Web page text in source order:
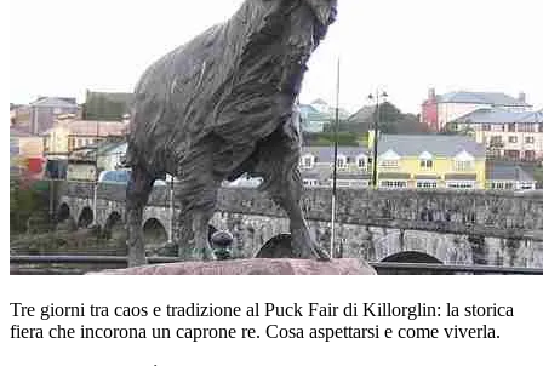
Tre giorni tra caos e tradizione al Puck Fair di Killorglin: la storica
fiera che incorona un caprone re. Cosa aspettarsi e come viverla.